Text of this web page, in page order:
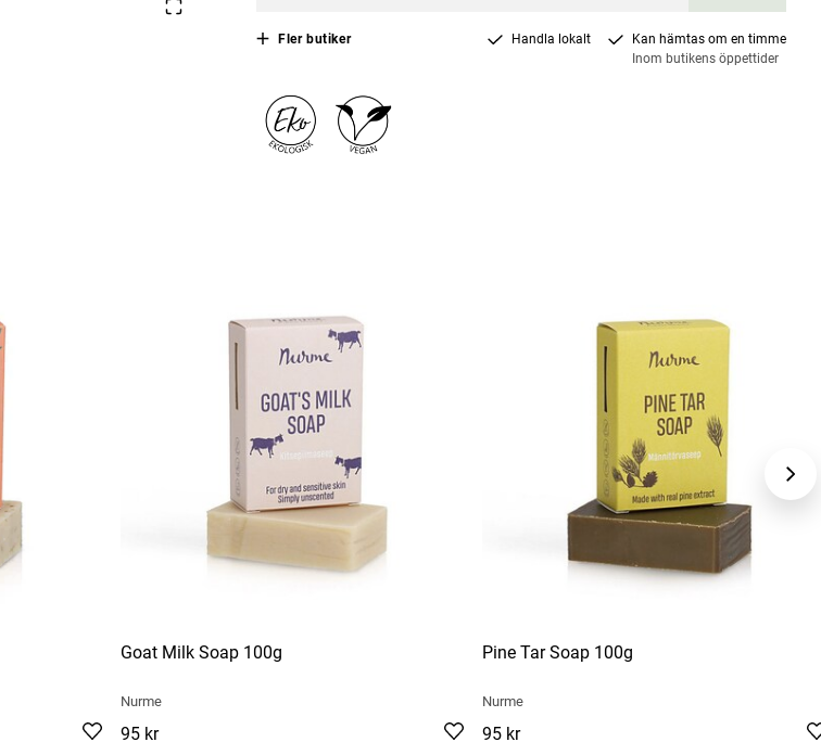
Fler butiker Handla lokalt
Kan hämtas om en timme
Inom butikens öppettider
Goat Milk Soap 100g
Nurme
Pris:95 kr
95 kr
Pine Tar Soap 100g
Nurme
Pris:95 kr
95 kr